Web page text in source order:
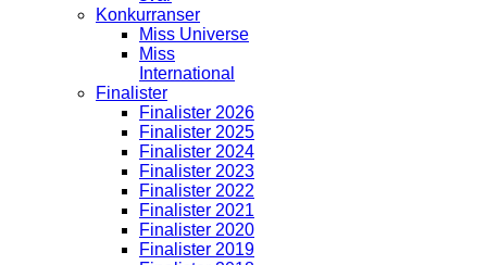
Konkurranser
Miss Universe
Miss
International
Finalister
Finalister 2026
Finalister 2025
Finalister 2024
Finalister 2023
Finalister 2022
Finalister 2021
Finalister 2020
Finalister 2019